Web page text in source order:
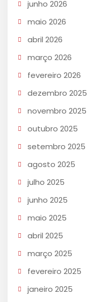
junho 2026
maio 2026
abril 2026
março 2026
fevereiro 2026
dezembro 2025
novembro 2025
outubro 2025
setembro 2025
agosto 2025
julho 2025
junho 2025
maio 2025
abril 2025
março 2025
fevereiro 2025
janeiro 2025